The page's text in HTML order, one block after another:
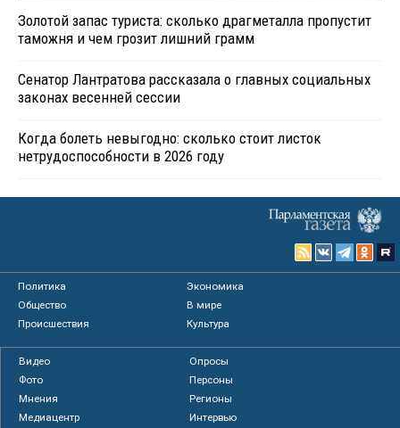
Золотой запас туриста: сколько драгметалла пропустит
таможня и чем грозит лишний грамм
Сенатор Лантратова рассказала о главных социальных
законах весенней сессии
Когда болеть невыгодно: сколько стоит листок
нетрудоспособности в 2026 году
Политика
Экономика
Общество
В мире
Происшествия
Культура
Видео
Опросы
Фото
Персоны
Мнения
Регионы
Медиацентр
Интервью